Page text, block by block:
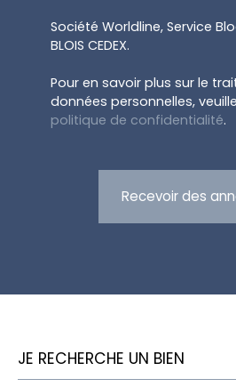
Société Worldline, Service
BLOIS CEDEX.
Pour en savoir plus sur le
données personnelles,
politique de confidentialité.
Recevoir des
JE RECHERCHE UN BIEN